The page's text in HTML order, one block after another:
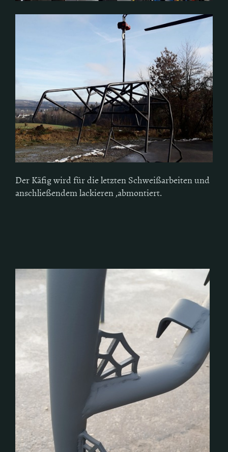
Der Käfig wird für die letzten Schweißarbeiten und
anschließendem lackieren ,abmontiert.